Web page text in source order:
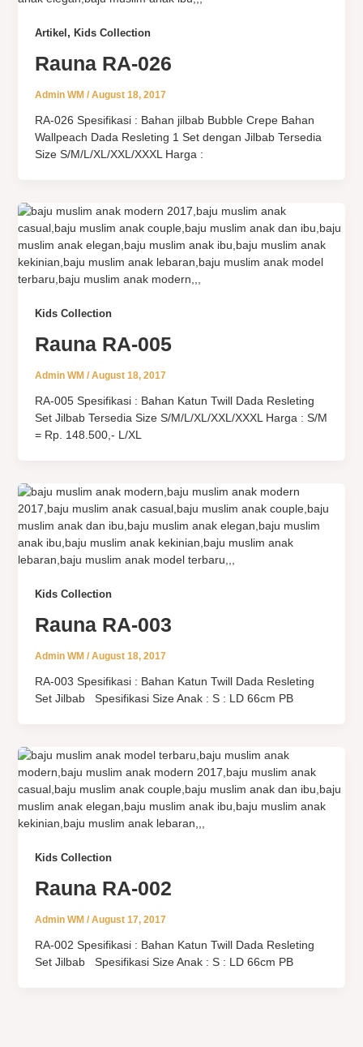
Artikel , Kids Collection
Rauna RA-026
Admin WM / August 18, 2017
RA-026 Spesifikasi : Bahan jilbab Bubble Crepe Bahan
Wallpeach Dada Resleting 1 Set dengan Jilbab Tersedia
Size S/M/L/XL/XXL/XXXL Harga :
Kids Collection
Rauna RA-005
Admin WM / August 18, 2017
RA-005 Spesifikasi : Bahan Katun Twill Dada Resleting
Set Jilbab Tersedia Size S/M/L/XL/XXL/XXXL Harga : S/M
= Rp. 148.500,- L/XL
Kids Collection
Rauna RA-003
Admin WM / August 18, 2017
RA-003 Spesifikasi : Bahan Katun Twill Dada Resleting
Set Jilbab Spesifikasi Size Anak : S : LD 66cm PB
Kids Collection
Rauna RA-002
Admin WM / August 17, 2017
RA-002 Spesifikasi : Bahan Katun Twill Dada Resleting
Set Jilbab Spesifikasi Size Anak : S : LD 66cm PB